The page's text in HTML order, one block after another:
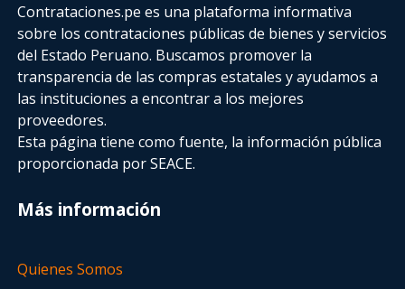
Contrataciones.pe es una plataforma informativa
sobre los contrataciones públicas de bienes y servicios
del Estado Peruano. Buscamos promover la
transparencia de las compras estatalesy ayudamos a
las instituciones a encontrar a los mejores
proveedores.
Esta página tiene como fuente, la información pública
proporcionada por SEACE.
Más información
Quienes Somos